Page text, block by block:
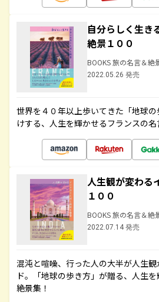
自分らしく生き
絶景１００
BOOKS 旅の名言＆絶
2022.05.26 発売
世界を４０年以上歩いてきた「地球
けする、人生を輝かせるフランスの
人生観が変わる
１００
BOOKS 旅の名言＆絶
2022.07.14 発売
混沌と喧噪、行った人の大半が人生
ド。「地球の歩き方」が贈る、人生
絶景集！